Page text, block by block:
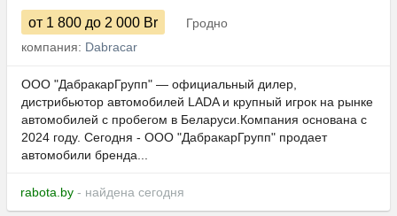
от 1 800 до 2 000 Br
Гродно
компания: Dabracar
ООО "ДабракарГрупп" — официальный дилер,
дистрибьютор автомобилей LADA и крупный игрок на рынке
автомобилей с пробегом в Беларуси.Компания основана с
2024 году. Сегодня - ООО "ДабракарГрупп" продает
автомобили бренда...
rabota.by - найдена сегодня